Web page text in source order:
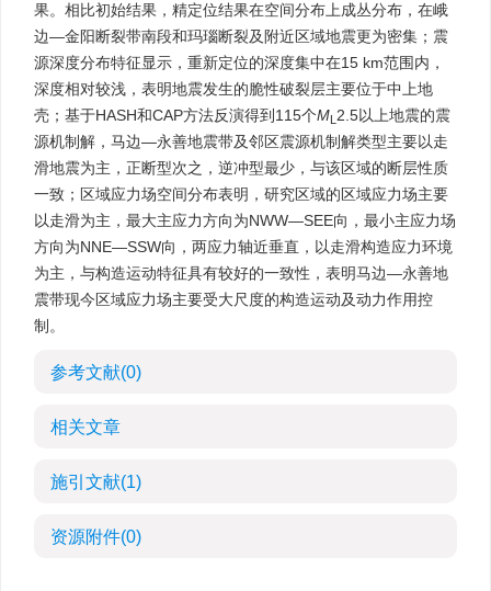
果。相比初始结果，精定位结果在空间分布上成丛分布，在峨
边—金阳断裂带南段和玛瑙断裂及附近区域地震更为密集；震
源深度分布特征显示，重新定位的深度集中在15 km范围内，
深度相对较浅，表明地震发生的脆性破裂层主要位于中上地
壳；基于HASH和CAP方法反演得到115个ML 2.5以上地震的震
源机制解，马边—永善地震带及邻区震源机制解类型主要以走
滑地震为主，正断型次之，逆冲型最少，与该区域的断层性质
一致；区域应力场空间分布表明，研究区域的区域应力场主要
以走滑为主，最大主应力方向为NWW—SEE向，最小主应力场
方向为NNE—SSW向，两应力轴近垂直，以走滑构造应力环境
为主，与构造运动特征具有较好的一致性，表明马边—永善地
震带现今区域应力场主要受大尺度的构造运动及动力作用控
制。
参考文献(0)
相关文章
施引文献(1)
资源附件(0)